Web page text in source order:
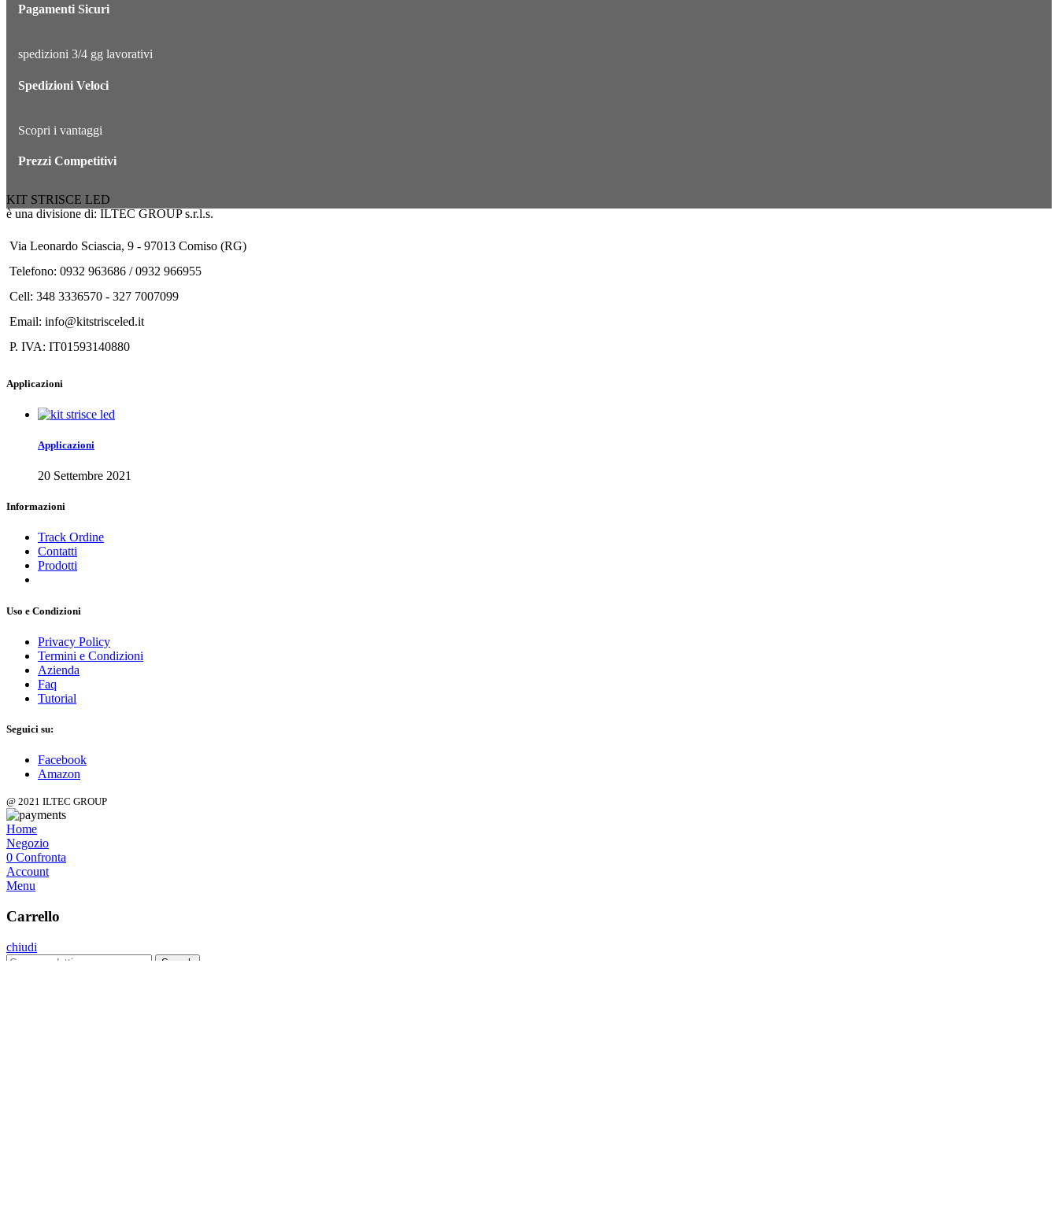
Pagamenti Sicuri
spedizioni 3/4 gg lavorativi
Spedizioni Veloci
Scopri i vantaggi
Prezzi Competitivi
KIT STRISCE LED
è una divisione di: ILTEC GROUP s.r.l.s.
Via Leonardo Sciascia, 9 - 97013 Comiso (RG)
Telefono: 0932 963686 / 0932 966955
Cell: 348 3336570 - 327 7007099
Email: info@kitstrisceled.it
P. IVA: IT01593140880
Applicazioni
Applicazioni
20 Settembre 2021
Informazioni
Track Ordine
Contatti
Prodotti
Uso e Condizioni
Privacy Policy
Termini e Condizioni
Azienda
Faq
Tutorial
Seguici su:
Facebook
Amazon
@ 2021 ILTEC GROUP
Home
Negozio
0 Confronta
Account
Menu
Carrello
chiudi
Search